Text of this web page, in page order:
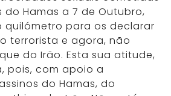
do Hamas a 7 de Outubro,
quilómetro para os declarar
terrorista e agora, não
do Irão. Esta sua atitude,
pois, com apoio a
do Hamas, do